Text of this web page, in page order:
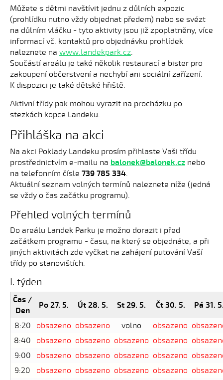
Můžete s dětmi navštívit jednu z důlních expozic
(prohlídku nutno vždy objednat předem) nebo se svézt
na důlním vláčku - tyto aktivity jsou již zpoplatněny, více
informací vč. kontaktů pro objednávku prohlídek
naleznete na www.landekpark.cz.
Součástí areálu je také několik restaurací a bister pro
zakoupení občerstvení a nechybí ani sociální zařízení.
K dispozici je také dětské hřiště.
Aktivní třídy pak mohou vyrazit na procházku po
stezkách kopce Landeku.
Přihláška na akci
Na akci Poklady Landeku prosím přihlaste Vaši třídu
prostřednictvím e-mailu na balonek@balonek.cz nebo
na telefonním čísle 739 785 334.
Aktuální seznam volných termínů naleznete níže (jedná
se vždy o čas začátku programu).
Přehled volných termínů
Do areálu Landek Parku je možno dorazit i před
začátkem programu - času, na který se objednáte, a při
jiných aktivitách zde vyčkat na zahájení putování Vaší
třídy po stanovištích.
I. týden
Čas /
Den
Po 27. 5. Út 28. 5. St 29. 5. Čt 30. 5. Pá 31.
8:20 obsazeno obsazeno volno obsazeno
8:40
obsazeno obsazeno obsazeno obsazeno
9:00
obsazeno obsazeno obsazeno obsazeno
9:20
obsazeno obsazeno obsazeno obsazeno